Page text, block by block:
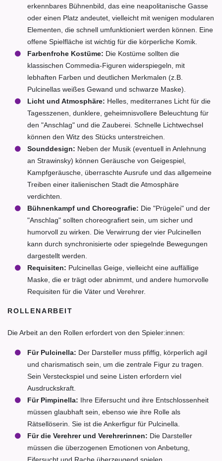
erkennbares Bühnenbild, das eine neapolitanische Gasse
oder einen Platz andeutet, vielleicht mit wenigen modularen
Elementen, die schnell umfunktioniert werden können. Eine
offene Spielfläche ist wichtig für die körperliche Komik.
Farbenfrohe Kostüme: Die Kostüme sollten die
klassischen Commedia-Figuren widerspiegeln, mit
lebhaften Farben und deutlichen Merkmalen (z.B.
Pulcinellas weißes Gewand und schwarze Maske).
Licht und Atmosphäre: Helles, mediterranes Licht für die
Tagesszenen, dunklere, geheimnisvollere Beleuchtung für
den "Anschlag" und die Zauberei. Schnelle Lichtwechsel
können den Witz des Stücks unterstreichen.
Sounddesign: Neben der Musik (eventuell in Anlehnung
an Strawinsky) können Geräusche von Geigespiel,
Kampfgeräusche, überraschte Ausrufe und das allgemeine
Treiben einer italienischen Stadt die Atmosphäre
verdichten.
Bühnenkampf und Choreografie: Die "Prügelei" und der
"Anschlag" sollten choreografiert sein, um sicher und
humorvoll zu wirken. Die Verwirrung der vier Pulcinellen
kann durch synchronisierte oder spiegelnde Bewegungen
dargestellt werden.
Requisiten: Pulcinellas Geige, vielleicht eine auffällige
Maske, die er trägt oder abnimmt, und andere humorvolle
Requisiten für die Väter und Verehrer.
ROLLENARBEIT
Die Arbeit an den Rollen erfordert von den Spieler:innen:
Für Pulcinella: Der Darsteller muss pfiffig, körperlich agil
und charismatisch sein, um die zentrale Figur zu tragen.
Sein Versteckspiel und seine Listen erfordern viel
Ausdruckskraft.
Für Pimpinella: Ihre Eifersucht und ihre Entschlossenheit
müssen glaubhaft sein, ebenso wie ihre Rolle als
Rätsellöserin. Sie ist die Ankerfigur für Pulcinella.
Für die Verehrer und Verehrerinnen: Die Darsteller
müssen die überzogenen Emotionen von Anbetung,